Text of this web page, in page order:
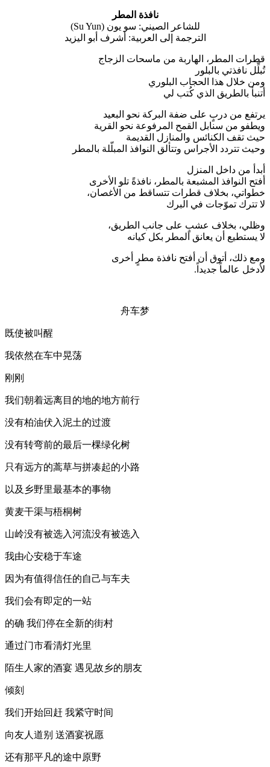
نافذة المطر
للشاعر الصيني: سو يون (Su Yun)
الترجمة إلى العربية: أشرف أبو اليزيد
قطرات المطر، الهاربة من ماسحات الزجاج
تُبلِّل نافذتي بالبلور
ومن خلال هذا الحجاب البلوري
أتنبأ بالطريق الذي كُتب لي
يرتفع من دربٍ على ضفة البركة نحو البعيد
ويطفو من سنابل القمح المرفوعة نحو القرية
حيث تقف الكنائس والمنازل القديمة
وحيث تتردد الأجراس وتتألق النوافذ المبلّلة بالمطر
أبدأ من داخل المنزل
أفتح النوافذ المشبعة بالمطر، نافذةً تلو الأخرى
خطواتي، بخلاف قطرات تتساقط من الأغصان،
لا تترك تموّجات في البرك
وظلي، بخلاف عشبٍ على جانب الطريق،
لا يستطيع أن يعانق المطر بكل كيانه
ومع ذلك، أتوق أن أفتح نافذة مطرٍ أخرى
لأدخل عالماً جديداً.
舟车梦
既使被叫醒
我依然在车中晃荡
刚刚
我们朝着远离目的地的地方前行
没有柏油伏入泥土的过渡
没有转弯前的最后一棵绿化树
只有远方的蒿草与拼凑起的小路
以及乡野里最基本的事物
黄麦干渠与梧桐树
山岭没有被选入河流没有被选入
我由心安稳于车途
因为有值得信任的自己与车夫
我们会有即定的一站
的确 我们停在全新的街村
通过门市看清灯光里
陌生人家的酒宴 遇见故乡的朋友
倾刻
我们开始回赶 我紧守时间
向友人道别 送酒宴祝愿
还有那平凡的途中原野